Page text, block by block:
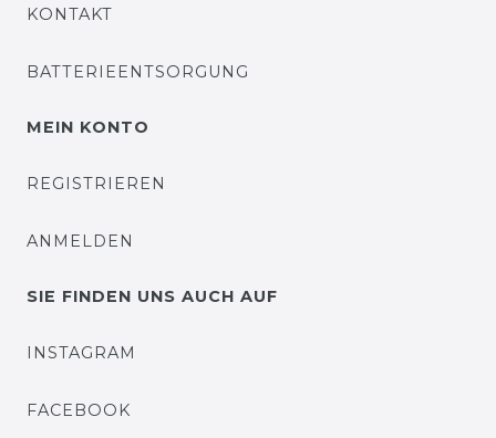
KONTAKT
BATTERIEENTSORGUNG
MEIN KONTO
REGISTRIEREN
ANMELDEN
SIE FINDEN UNS AUCH AUF
INSTAGRAM
FACEBOOK